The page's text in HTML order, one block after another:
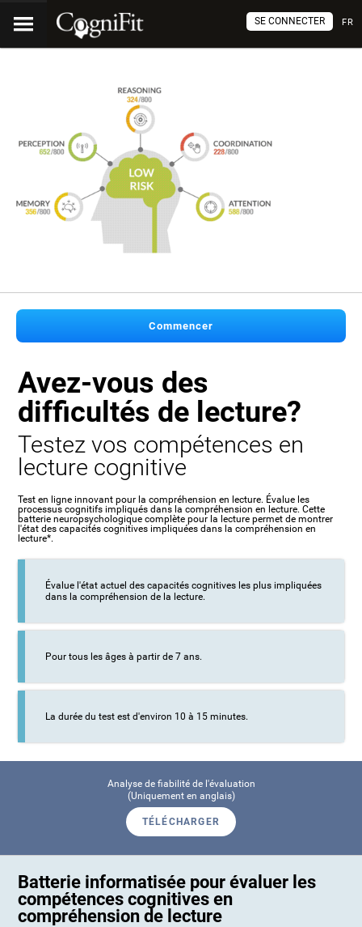
FR
SE CONNECTER
Commencer
Avez-vous des
difficultés de lecture?
Testez vos compétences en
lecture cognitive
Test en ligne innovant pour la compréhension en lecture. Évalue les
processus cognitifs impliqués dans la compréhension en lecture. Cette
batterie neuropsychologique complète pour la lecture permet de montrer
l'état des capacités cognitives impliquées dans la compréhension en
lecture*.
Évalue l'état actuel des capacités cognitives les plus impliquées
dans la compréhension de la lecture.
Pour tous les âges à partir de 7 ans.
La durée du test est d'environ 10 à 15 minutes.
Analyse de fiabilité de l'évaluation
(Uniquement en anglais)
TÉLÉCHARGER
Batterie informatisée pour évaluer les
compétences cognitives en
compréhension de lecture